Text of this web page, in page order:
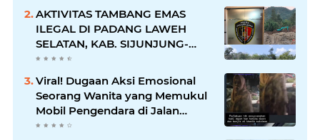
AKTIVITAS TAMBANG EMAS
ILEGAL DI PADANG LAWEH
SELATAN, KAB. SIJUNJUNG-
SUMBAR SEMAKIN
MERAJALELA
Viral! Dugaan Aksi Emosional
Seorang Wanita yang Memukul
Mobil Pengendara di Jalan
Khatib Sulaiman